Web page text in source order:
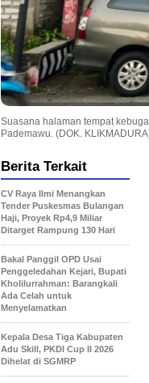
Suasana halaman tempat
Pademawu. (DOK.
Berita Terkait
CV Raya Ilmi Menangkan
Tender Puskesmas Bulangan
Haji, Proyek Rp4,9 Miliar
Ditarget Rampung 130 Hari
Bakal Panggil OPD Usai
Penggeledahan Kejari, Bupati
Kholilurrahman: Barangkali
Ada Celah untuk
Menyelamatkan
Kepala Desa Tiga Kabupaten
Adu Skill, PKDI Cup II 2026
Dihelat di SGMRP